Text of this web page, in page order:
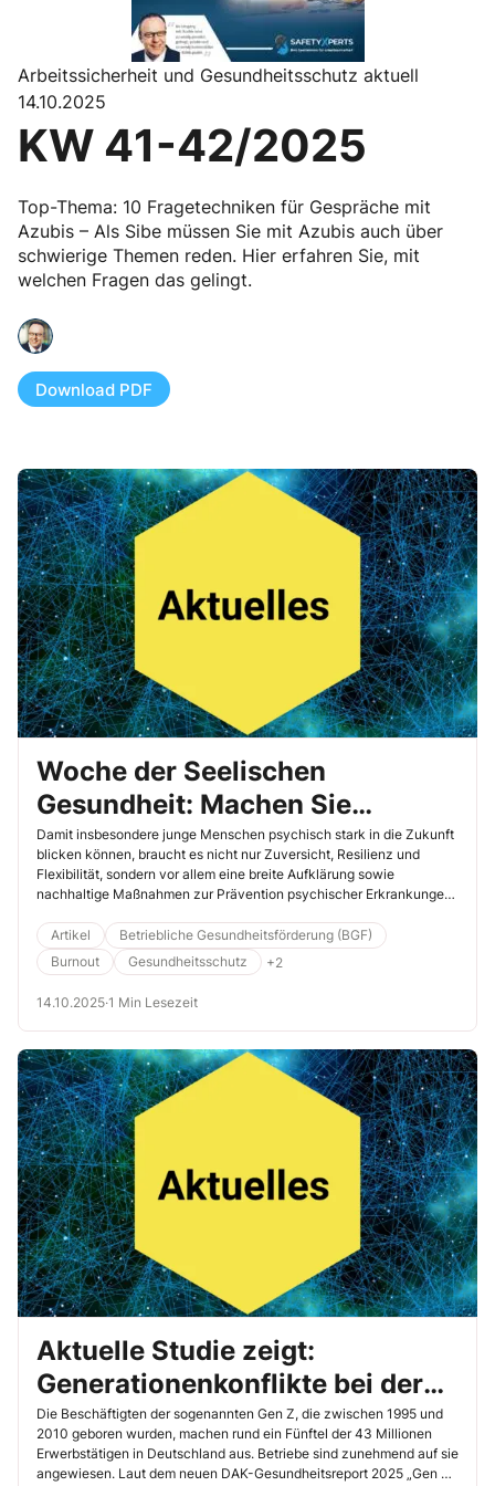
Arbeitssicherheit und Gesundheitsschutz aktuell
14.10.2025
KW 41-42/2025
Top-Thema: 10 Fragetechniken für Gespräche mit
Azubis – Als Sibe müssen Sie mit Azubis auch über
schwierige Themen reden. Hier erfahren Sie, mit
welchen Fragen das gelingt.
Download PDF
Woche der Seelischen
Gesundheit: Machen Sie
Kollegen auf psychosoziale
Hilfe aufmerksam
Damit insbesondere junge Menschen psychisch stark in die Zukunft
blicken können, braucht es nicht nur Zuversicht, Resilienz und
Flexibilität, sondern vor allem eine breite Aufklärung sowie
nachhaltige Maßnahmen zur Prävention psychischer Erkrankungen.
Seelischen Gesundheit statt. Lesen Sie hier, wie Sie Ihre Kollegen für
dieses Thema sensibilisieren können.
Artikel
Betriebliche Gesundheitsförderung (BGF)
Burnout
Gesundheitsschutz +2
14.10.2025·1 Min Lesezeit
Aktuelle Studie zeigt:
Generationenkonflikte bei der
Arbeit belasten besonders die
Gen Z
Die Beschäftigten der sogenannten Gen Z, die zwischen 1995 und
2010 geboren wurden, machen rund ein Fünftel der 43 Millionen
Erwerbstätigen in Deutschland aus. Betriebe sind zunehmend auf sie
angewiesen. Laut dem neuen DAK-Gesundheitsreport 2025 „Gen Z